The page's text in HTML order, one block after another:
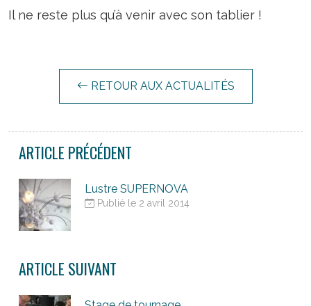
Il ne reste plus qu’à venir avec son tablier !
RETOUR AUX ACTUALITÉS
ARTICLE PRÉCÉDENT
Lustre SUPERNOVA
Publié le 2 avril 2014
ARTICLE SUIVANT